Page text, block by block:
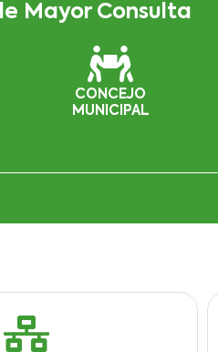
Mayor Consulta
CONCEJO
MUNICIPAL